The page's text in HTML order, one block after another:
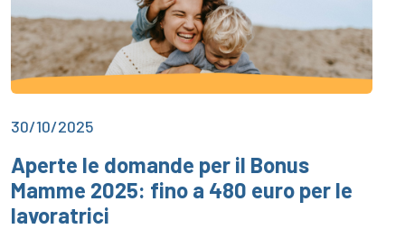
30/10/2025
Aperte le domande per il Bonus
Mamme 2025: fino a 480 euro per le
lavoratrici